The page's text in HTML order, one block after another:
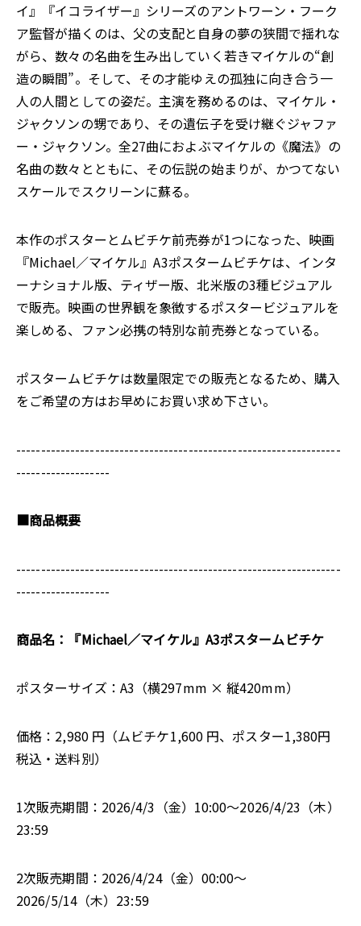
イ』『イコライザー』シリーズのアントワーン・フーク
ア監督が描くのは、父の支配と自身の夢の狭間で揺れな
がら、数々の名曲を生み出していく若きマイケルの“創
造の瞬間”。そして、その才能ゆえの孤独に向き合う一
人の人間としての姿だ。主演を務めるのは、マイケル・
ジャクソンの甥であり、その遺伝子を受け継ぐジャファ
ー・ジャクソン。全27曲におよぶマイケルの《魔法》の
名曲の数々とともに、その伝説の始まりが、かつてない
スケールでスクリーンに蘇る。
本作のポスターとムビチケ前売券が1つになった、映画
『Michael／マイケル』A3ポスタームビチケは、インタ
ーナショナル版、ティザー版、北米版の3種ビジュアル
で販売。映画の世界観を象徴するポスタービジュアルを
楽しめる、ファン必携の特別な前売券となっている。
ポスタームビチケは数量限定での販売となるため、購入
をご希望の方はお早めにお買い求め下さい。
------------------------------------------------------------------
-------------------
■商品概要
------------------------------------------------------------------
-------------------
商品名：『Michael／マイケル』A3ポスタームビチケ
ポスターサイズ：A3（横297mm × 縦420mm）
価格：2,980 円（ムビチケ1,600 円、ポスター1,380円
税込・送料別）
1次販売期間：2026/4/3（金）10:00〜2026/4/23（木）
23:59
2次販売期間：2026/4/24（金）00:00〜
2026/5/14（木）23:59